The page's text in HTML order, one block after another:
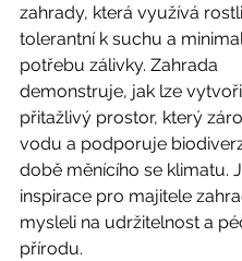
zahrady, která využívá
tolerantní k suchu a
potřebu zálivky. Zahrada
demonstruje, jak lze
přitažlivý prostor, který
vodu a podporuje
době měnícího se klimatu.
inspirace pro majitele
mysleli na udržitelnost a
přírodu.